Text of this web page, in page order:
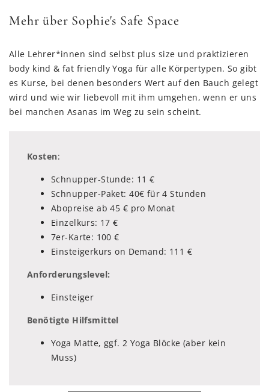
Mehr über Sophie's Safe Space
Alle Lehrer*innen sind selbst plus size und praktizieren
body kind & fat friendly Yoga für alle Körpertypen. So gibt
es Kurse, bei denen besonders Wert auf den Bauch gelegt
wird und wie wir liebevoll mit ihm umgehen, wenn er uns
bei manchen Asanas im Weg zu sein scheint.
Kosten:
Schnupper-Stunde: 11 €
Schnupper-Paket: 40€ für 4 Stunden
Abopreise ab 45 € pro Monat
Einzelkurs: 17 €
7er-Karte: 100 €
Einsteigerkurs on Demand: 111 €
Anforderungslevel:
Einsteiger
Benötigte Hilfsmittel
Yoga Matte, ggf. 2 Yoga Blöcke (aber kein
Muss)